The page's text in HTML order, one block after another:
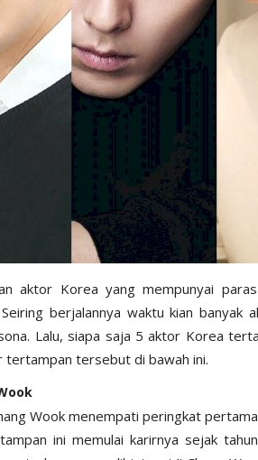
aktor Korea yang mempunyai
berjalannya waktu kian
Lalu, siapa saja 5 aktor Korea
tertampan tersebut di bawah ini.
Wook menempati peringkat
ini memulai karirnya sejak